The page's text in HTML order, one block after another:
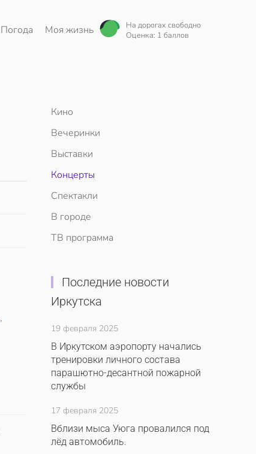
Погода Моя жизнь
На дорогах свободно
Оценка: 1 баллов
,
Кино
Вечеринки
Выставки
Концерты
Спектакли
В городе
ТВ программа
Последние новости
Иркутска
19 февраля 2025
В Иркутском аэропорту начались
тренировки личного состава
парашютно-десантной пожарной
службы
17 февраля 2025
Вблизи мыса Уюга провалился под
лёд автомобиль.